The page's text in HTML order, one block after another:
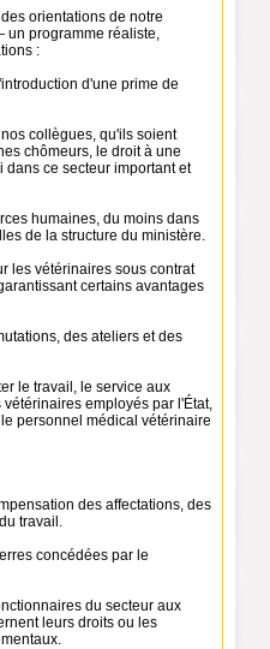
orientations de notre
un programme réaliste,
:
d'une prime de
collègues, qu'ils soient
chômeurs, le droit à une
ce secteur important et
humaines, du moins dans
de la structure du ministère.
les vétérinaires sous contrat
certains avantages
des ateliers et des
le travail, le service aux
employés par l'État,
personnel médical vétérinaire
des affectations, des
travail.
concédées par le
du secteur aux
leurs droits ou les